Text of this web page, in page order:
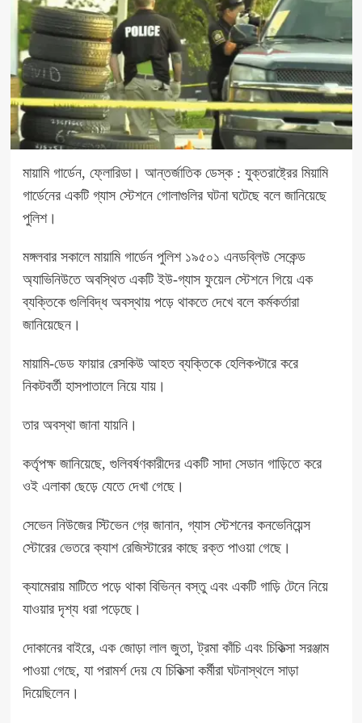
মায়ামি গার্ডেন, ফ্লোরিডা। আন্তর্জাতিক ডেস্ক : যুক্তরাষ্ট্রের মিয়ামি
গার্ডেনের একটি গ্যাস স্টেশনে গোলাগুলির ঘটনা ঘটেছে বলে জানিয়েছে
পুলিশ।
মঙ্গলবার সকালে মায়ামি গার্ডেন পুলিশ ১৯৫০১ এনডব্লিউ সেকেন্ড
অ্যাভিনিউতে অবস্থিত একটি ইউ-গ্যাস ফুয়েল স্টেশনে গিয়ে এক
ব্যক্তিকে গুলিবিদ্ধ অবস্থায় পড়ে থাকতে দেখে বলে কর্মকর্তারা
জানিয়েছেন।
মায়ামি-ডেড ফায়ার রেসকিউ আহত ব্যক্তিকে হেলিকপ্টারে করে
নিকটবর্তী হাসপাতালে নিয়ে যায়।
তার অবস্থা জানা যায়নি।
কর্তৃপক্ষ জানিয়েছে, গুলিবর্ষণকারীদের একটি সাদা সেডান গাড়িতে করে
ওই এলাকা ছেড়ে যেতে দেখা গেছে।
সেভেন নিউজের স্টিভেন গ্রে জানান, গ্যাস স্টেশনের কনভেনিয়েন্স
স্টোরের ভেতরে ক্যাশ রেজিস্টারের কাছে রক্ত পাওয়া গেছে।
ক্যামেরায় মাটিতে পড়ে থাকা বিভিন্ন বস্তু এবং একটি গাড়ি টেনে নিয়ে
যাওয়ার দৃশ্য ধরা পড়েছে।
দোকানের বাইরে, এক জোড়া লাল জুতা, ট্রমা কাঁচি এবং চিকিত্সা সরঞ্জাম
পাওয়া গেছে, যা পরামর্শ দেয় যে চিকিত্সা কর্মীরা ঘটনাস্থলে সাড়া
দিয়েছিলেন।